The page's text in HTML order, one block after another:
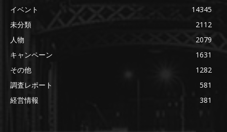
イベント
14345
未分類
2112
人物
2079
キャンペーン
1631
その他
1282
調査レポート
581
経営情報
381